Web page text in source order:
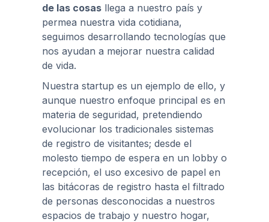
de las cosas llega a nuestro país y
permea nuestra vida cotidiana,
seguimos desarrollando tecnologías que
nos ayudan a mejorar nuestra calidad
de vida.
Nuestra startup es un ejemplo de ello, y
aunque nuestro enfoque principal es en
materia de seguridad, pretendiendo
evolucionar los tradicionales sistemas
de registro de visitantes; desde el
molesto tiempo de espera en un lobby o
recepción, el uso excesivo de papel en
las bitácoras de registro hasta el filtrado
de personas desconocidas a nuestros
espacios de trabajo y nuestro hogar,